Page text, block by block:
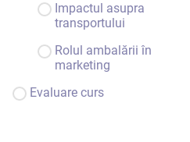
Impactul asupra
transportului
Rolul ambalării în
marketing
Evaluare curs